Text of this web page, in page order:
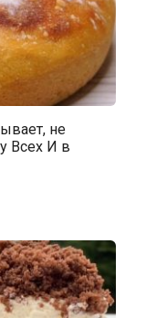
не
Всех И в